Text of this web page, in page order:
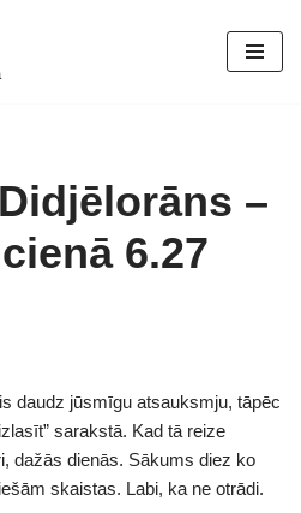
–
6.27
daudz jūsmīgu atsauksmju, tāpēc
sarakstā. Kad tā reize
dažās dienās. Sākums diez ko
skaistas. Labi, ka ne otrādi.